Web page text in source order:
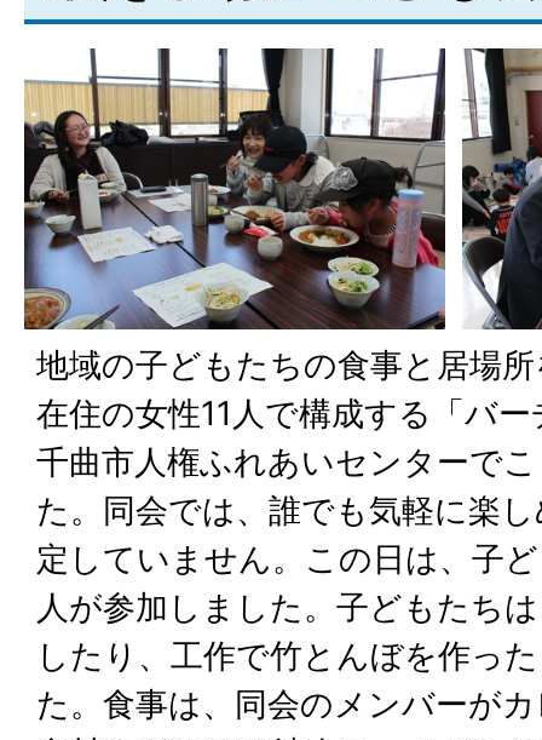
地域の子どもたちの食事と居場
在住の女性11人で構成する「バ
千曲市人権ふれあいセンターで
た。同会では、誰でも気軽に楽
定していません。この日は、子
人が参加しました。子どもたち
したり、工作で竹とんぼを作っ
た。食事は、同会のメンバーが